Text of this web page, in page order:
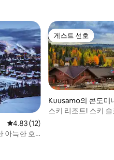
평점 4.83점(5점 만점), 후기 12개
4.83 (12)
아늑한 호
게스트 선호
게스트 선호
Kuusamo의 콘도미
스키 리조트! 스키